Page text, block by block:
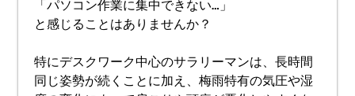
「パソコン作業に集中できない…」
と感じることはありませんか？
特にデスクワーク中心のサラリーマンは、長時間
同じ姿勢が続くことに加え、梅雨特有の気圧や湿